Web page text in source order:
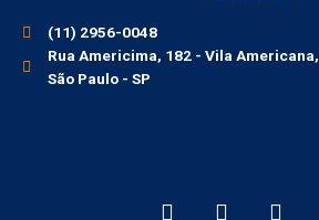
(11) 2956-0048
Rua Americima, 182 - Vila Americana,
São Paulo - SP